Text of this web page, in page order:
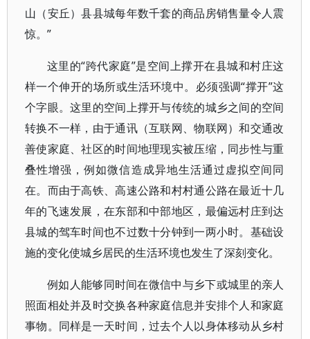
山（安丘）县县城每年数千套的商品房销售量令人震
惊。”
这里的“跨代家庭”是空间上撑开在县城和村庄这
样一个伸开的场所或生活环境中。必须强调“撑开”这
个字眼。这里的空间上撑开与传统的城乡之间的空间
转换不一样，由于通讯（互联网、物联网）和交通改
善使家庭、社区的时间地理现实被压缩，同步性与重
叠性增强，例如微信造成异地生活通过虚拟空间同
在。而由于高铁、高速公路和村村通公路在最近十几
年的飞速发展，在东部和中部地区，最偏远村庄到达
县城的驾车时间也不过数十分钟到一两小时。基础设
施的变化使城乡居民的生活环境也发生了深刻变化。
例如人能够同时间在微信中与乡下或城里的亲人
照面相处并及时交换各种家庭信息并安排个人和家庭
事物。同样是一天时间，过去个人以身体移动从乡村